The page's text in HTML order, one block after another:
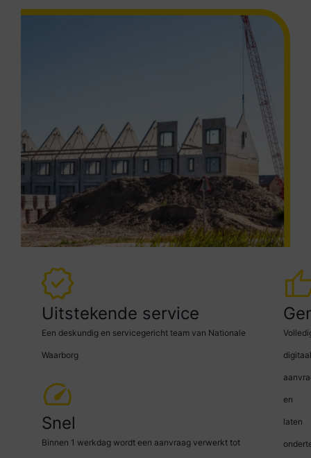
Uitstekende service
Een deskundig en servicegericht team van Nationale
Waarborg
Snel
Binnen 1 werkdag wordt een aanvraag verwerkt tot
digitaal
en
laten